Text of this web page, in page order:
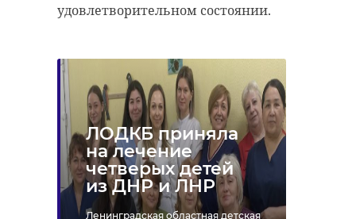
удовлетворительном состоянии.
ЛОДКБ приняла
на лечение
четверых детей
из ДНР и ЛНР
Ленинградская областная детская